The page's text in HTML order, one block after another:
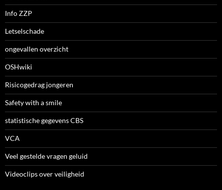
Info ZZP
Letselschade
ongevallen overzicht
OSHwiki
Risicogedrag jongeren
Safety with a smile
statistische gegevens CBS
VCA
Veel gestelde vragen geluid
Videoclips over veiligheid